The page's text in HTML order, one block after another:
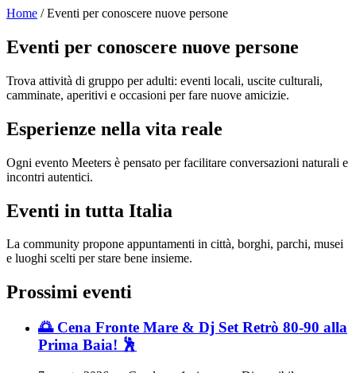
Home / Eventi per conoscere nuove persone
Eventi per conoscere nuove persone
Trova attività di gruppo per adulti: eventi locali, uscite culturali,
camminate, aperitivi e occasioni per fare nuove amicizie.
Esperienze nella vita reale
Ogni evento Meeters è pensato per facilitare conversazioni naturali e
incontri autentici.
Eventi in tutta Italia
La community propone appuntamenti in città, borghi, parchi, musei
e luoghi scelti per stare bene insieme.
Prossimi eventi
🌅 Cena Fronte Mare & Dj Set Retrò 80-90 alla
Prima Baia! 🕺